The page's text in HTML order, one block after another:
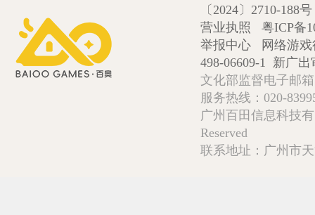
〔2024〕2710-188号
营业执照
粤ICP备
举报中心
网络游
498-06609-1 新广出
文化部监督电子邮
服务热线：020-
广州百田信息科技
Reserved
联系地址：广州市